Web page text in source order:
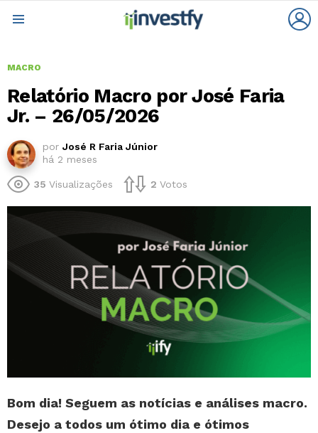
MACRO
Relatório Macro por José Faria
Jr. – 26/05/2026
por José R Faria Júnior
há 2 meses
35 Visualizações 2 Votos
Bom dia! Seguem as notícias e análises macro.
Desejo a todos um ótimo dia e ótimos